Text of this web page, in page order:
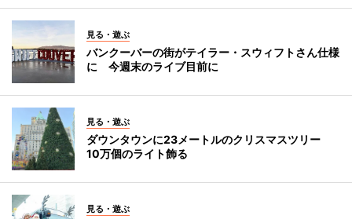
見る・遊ぶ
バンクーバーの街がテイラー・スウィフトさん仕様
に 今週末のライブ目前に
見る・遊ぶ
ダウンタウンに23メートルのクリスマスツリー
10万個のライト飾る
見る・遊ぶ